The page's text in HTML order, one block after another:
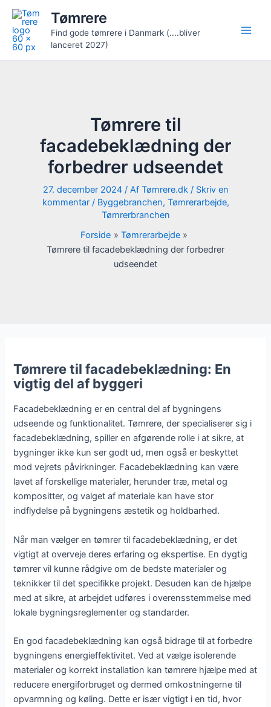
indholdet
Tømrere
Find gode tømrere i Danmark (....bliver
lanceret 2027)
Tømrere til
facadebeklædning der
forbedrer udseendet
27. december 2024 / Af Tømrere.dk / Skriv en
kommentar / Byggebranchen, Tømrerarbejde,
Tømrerbranchen
Forside
Tømrerarbejde
Tømrere til facadebeklædning der forbedrer
udseendet
Tømrere til facadebeklædning: En
vigtig del af byggeri
Facadebeklædning er en central del af bygningens
udseende og funktionalitet. Tømrere, der specialiserer sig i
facadebeklædning, spiller en afgørende rolle i at sikre, at
bygninger ikke kun ser godt ud, men også er beskyttet
mod vejrets påvirkninger. Facadebeklædning kan være
lavet af forskellige materialer, herunder træ, metal og
kompositter, og valget af materiale kan have stor
indflydelse på bygningens æstetik og holdbarhed.
Når man vælger en tømrer til facadebeklædning, er det
vigtigt at overveje deres erfaring og ekspertise. En dygtig
tømrer vil kunne rådgive om de bedste materialer og
teknikker til det specifikke projekt. Desuden kan de hjælpe
med at sikre, at arbejdet udføres i overensstemmelse med
lokale bygningsreglementer og standarder.
En god facadebeklædning kan også bidrage til at forbedre
bygningens energieffektivitet. Ved at vælge isolerende
materialer og korrekt installation kan tømrere hjælpe med at
reducere energiforbruget og dermed omkostningerne til
opvarmning og køling. Dette er især vigtigt i en tid, hvor